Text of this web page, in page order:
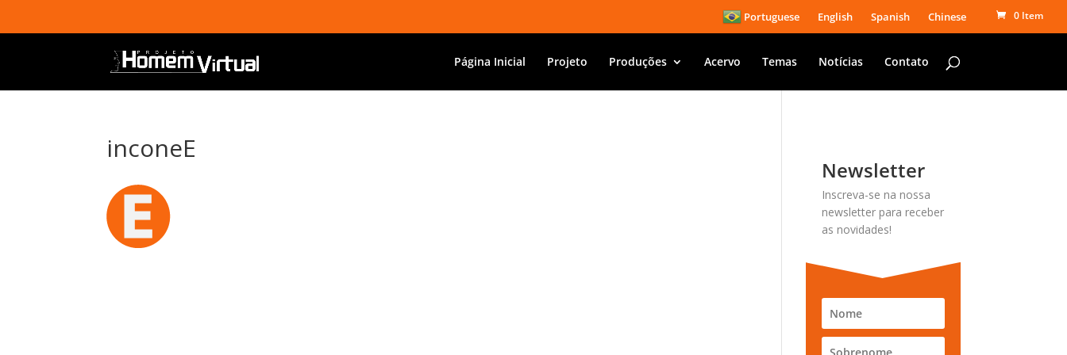
Portuguese English Spanish Chinese 0 Item
Página Inicial Projeto Produções Acervo Temas Notícias Contato
inconeE
Newsletter
Inscreva-se na nossa
newsletter para receber
as novidades!